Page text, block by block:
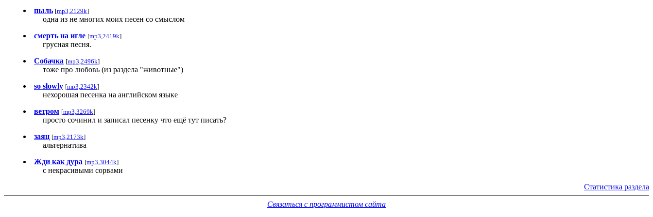
пыль [mp3,2129k]
одна из не многих моих песен со смыслом
смерть на игле [mp3,2419k]
грусная песня.
Собачка [mp3,2496k]
тоже про любовь (из раздела "животные")
so slowly [mp3,2342k]
нехорошая песенка на английском языке
ветром [mp3,3269k]
просто сочинил и записал песенку что ещё тут писать?
заяц [mp3,2173k]
альтернатива
Жди как дура [mp3,3044k]
с некрасивыми сорвами
Статистика раздела
Связаться с программистом сайта